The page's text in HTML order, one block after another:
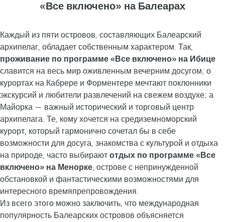
«Все включено» на Балеарах
Каждый из пяти островов, составляющих Балеарский
архипелаг, обладает собственным характером. Так,
проживание по программе «Все включено» на Ибице
славится на весь мир оживленным вечерним досугом; о
курортах на Кабрере и Форментере мечтают поклонники
экскурсий и любители развлечений на свежем воздухе; а
Майорка — важный исторический и торговый центр
архипелага. Те, кому хочется на средиземноморский
курорт, который гармонично сочетал бы в себе
возможности для досуга, знакомства с культурой и отдыха
на природе, часто выбирают отдых по программе «Все
включено» на Менорке, острове с непринужденной
обстановкой и фантастическими возможностями для
интересного времяпрепровождения.
Из всего этого можно заключить, что международная
популярность Балеарских островов объясняется